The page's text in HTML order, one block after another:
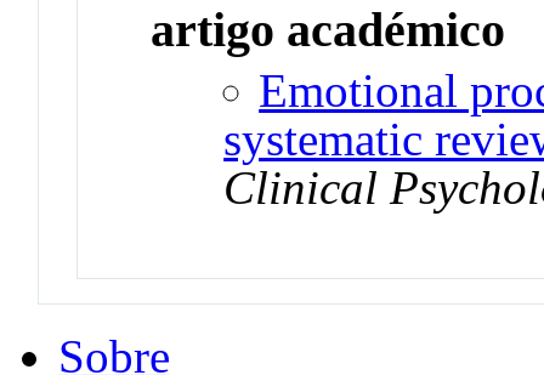
artigo académico
Emotional
systematic
Clinical
Sobre